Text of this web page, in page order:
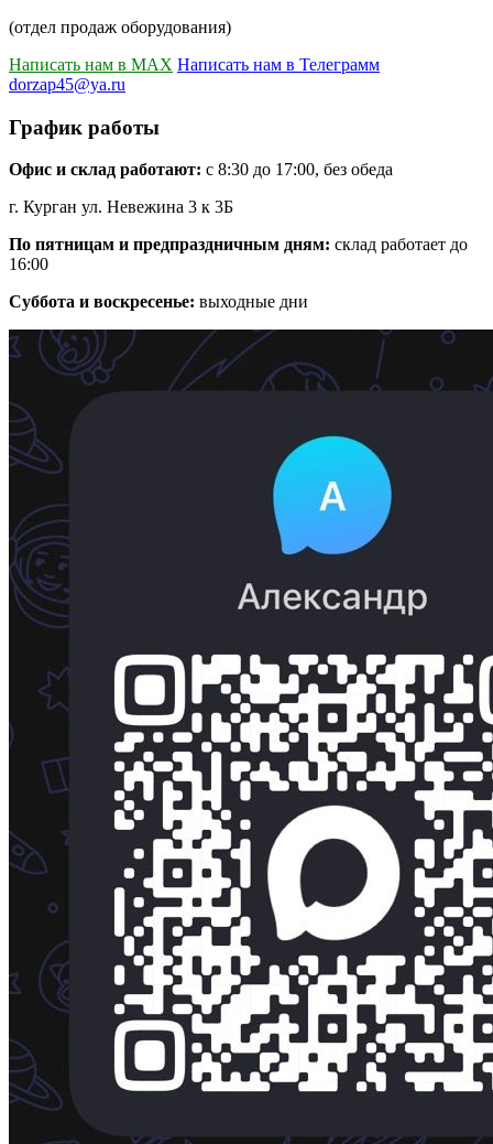
(отдел продаж оборудования)
Написать нам в MAX Написать нам в Телеграмм
dorzap45@ya.ru
График работы
Офис и склад работают: с 8:30 до 17:00, без обеда
г. Курган ул. Невежина 3 к 3Б
По пятницам и предпраздничным дням: склад работает до
16:00
Суббота и воскресенье: выходные дни